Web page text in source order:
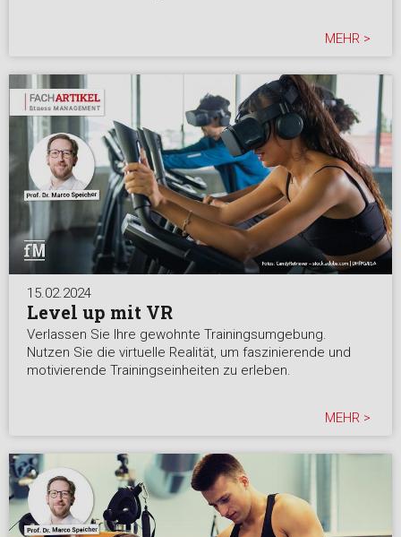
MEHR >
15.02.2024
Level up mit VR
Verlassen Sie Ihre gewohnte Trainingsumgebung.
Nutzen Sie die virtuelle Realität, um faszinierende und
motivierende Trainingseinheiten zu erleben.
MEHR >